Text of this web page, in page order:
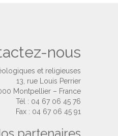
nous
et religieuses
13, rue Louis Perrier
Montpellier – France
Tél : 04 67 06 45 76
Fax : 04 67 06 45 91